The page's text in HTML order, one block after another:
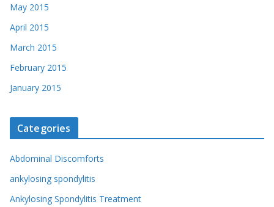
May 2015
April 2015
March 2015
February 2015
January 2015
Categories
Abdominal Discomforts
ankylosing spondylitis
Ankylosing Spondylitis Treatment